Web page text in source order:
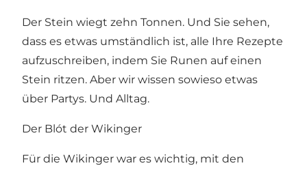
Der Stein wiegt zehn Tonnen. Und Sie sehen,
dass es etwas umständlich ist, alle Ihre Rezepte
aufzuschreiben, indem Sie Runen auf einen
Stein ritzen. Aber wir wissen sowieso etwas
über Partys. Und Alltag.
Der Blót der Wikinger
Für die Wikinger war es wichtig, mit den